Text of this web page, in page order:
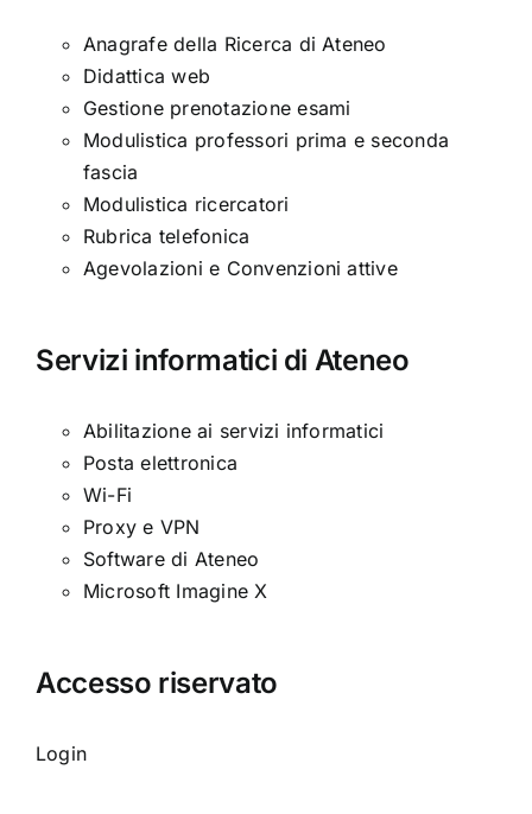
Anagrafe della Ricerca di Ateneo
Didattica web
Gestione prenotazione esami
Modulistica professori prima e seconda
fascia
Modulistica ricercatori
Rubrica telefonica
Agevolazioni e Convenzioni attive
Servizi informatici di Ateneo
Abilitazione ai servizi informatici
Posta elettronica
Wi-Fi
Proxy e VPN
Software di Ateneo
Microsoft Imagine X
Accesso riservato
Login